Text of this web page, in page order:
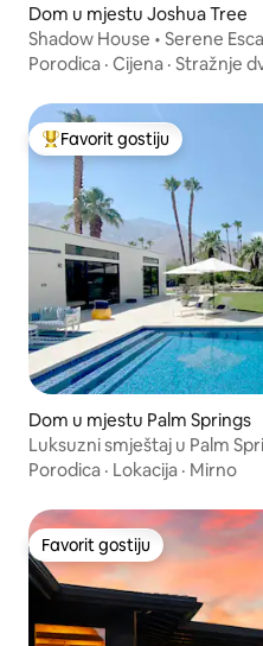
Dom u mjestu Joshua Tree
Shadow House • Serene
Porodica · Cijena · Stražnje
Glavni favorit gostiju
Favorit gostiju
Dom u mjestu Palm Springs
Luksuzni smještaj u Palm
Grounds
Porodica · Lokacija · Mirno
Favorit gostiju
Favorit gostiju